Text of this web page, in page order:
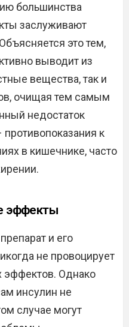
большинства
заслуживают
это тем,
выводит из
вещества, так и
очищая тем самым
недостаток
к
в кишечнике, часто
эффекты
и его
не провоцирует
эффектов. Однако
инсулин не
случае могут